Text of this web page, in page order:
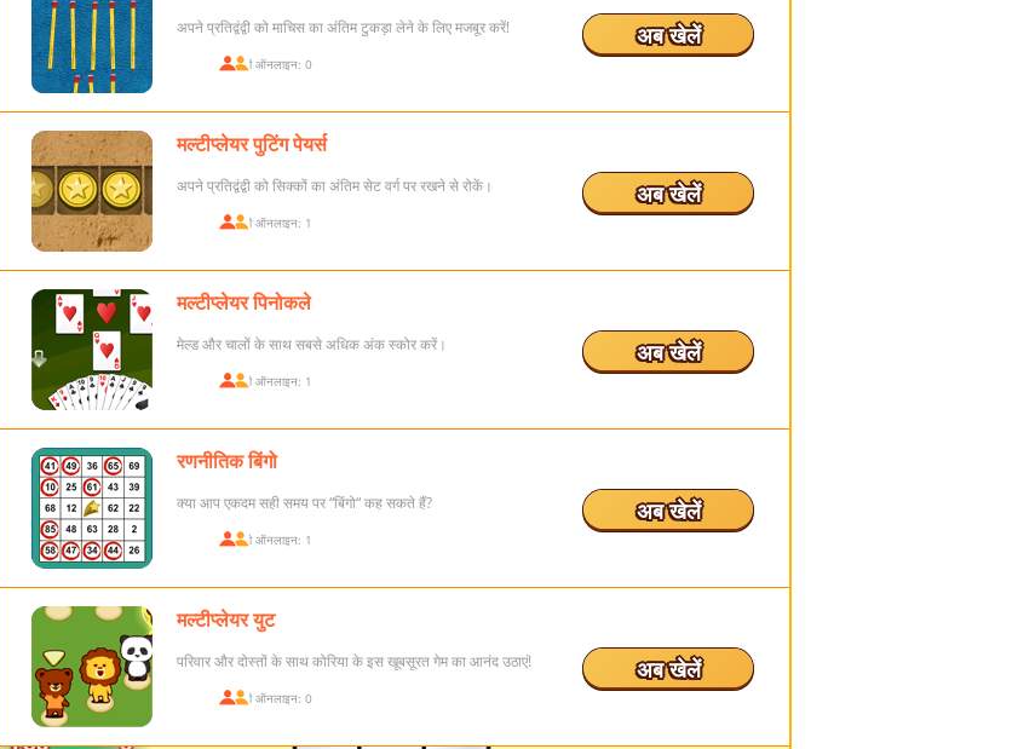
अपने प्रतिद्वंद्वी को माचिस का अंतिम टुकड़ा लेने के लिए मजबूर करें!
खिलाड़ी ऑनलाइन: 0
अब खेलें
मल्टीप्लेयर पुटिंग पेयर्स
अपने प्रतिद्वंद्वी को सिक्कों का अंतिम सेट वर्ग पर रखने से रोकें।
खिलाड़ी ऑनलाइन: 1
अब खेलें
मल्टीप्लेयर पिनोकले
मेल्ड और चालों के साथ सबसे अधिक अंक स्कोर करें।
खिलाड़ी ऑनलाइन: 1
अब खेलें
रणनीतिक बिंगो
क्या आप एकदम सही समय पर “बिंगो“ कह सकते हैं?
खिलाड़ी ऑनलाइन: 1
अब खेलें
मल्टीप्लेयर युट
परिवार और दोस्तों के साथ कोरिया के इस खूबसूरत गेम का आनंद उठाएं!
खिलाड़ी ऑनलाइन: 0
अब खेलें